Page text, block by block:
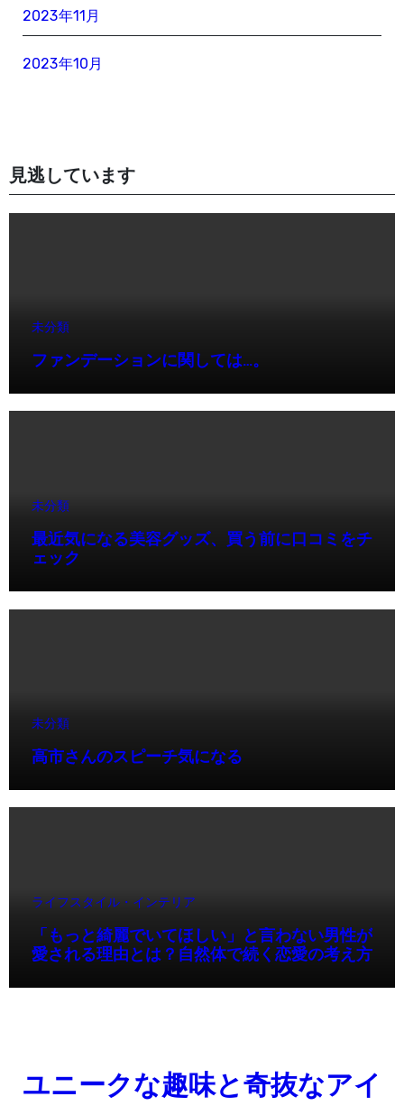
2023年11月
2023年10月
見逃しています
未分類
ファンデーションに関しては…。
未分類
最近気になる美容グッズ、買う前に口コミをチ
ェック
未分類
高市さんのスピーチ気になる
ライフスタイル・インテリア
「もっと綺麗でいてほしい」と言わない男性が
愛される理由とは？自然体で続く恋愛の考え方
ユニークな趣味と奇抜なアイ